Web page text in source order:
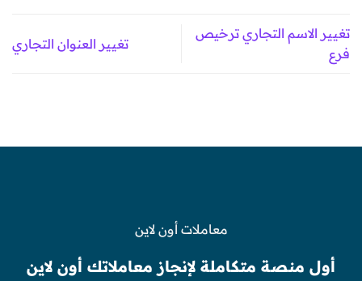
تغيير الاسم التجاري ترخيص
فرع
تغيير العنوان التجاري
معاملات أون لاين
أول منصة متكاملة لإنجاز معاملاتك أون لاين